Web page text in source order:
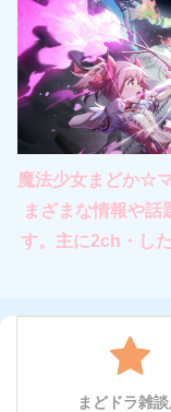
魔法少女まどか☆
まざまな情報や話
す。主に2ch・し
まどドラ雑